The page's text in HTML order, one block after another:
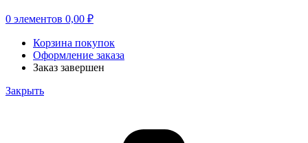
0 элементов 0,00 ₽
Корзина покупок
Оформление заказа
Заказ завершен
Закрыть